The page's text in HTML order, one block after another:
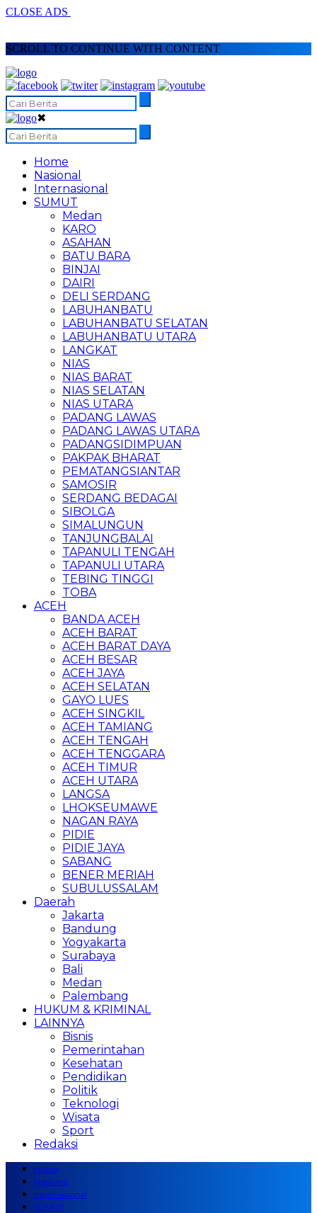
CLOSE ADS
SCROLL TO CONTINUE WITH CONTENT
✖
Home
Nasional
Internasional
SUMUT
Medan
KARO
ASAHAN
BATU BARA
BINJAI
DAIRI
DELI SERDANG
LABUHANBATU
LABUHANBATU SELATAN
LABUHANBATU UTARA
LANGKAT
NIAS
NIAS BARAT
NIAS SELATAN
NIAS UTARA
PADANG LAWAS
PADANG LAWAS UTARA
PADANGSIDIMPUAN
PAKPAK BHARAT
PEMATANGSIANTAR
SAMOSIR
SERDANG BEDAGAI
SIBOLGA
SIMALUNGUN
TANJUNGBALAI
TAPANULI TENGAH
TAPANULI UTARA
TEBING TINGGI
TOBA
ACEH
BANDA ACEH
ACEH BARAT
ACEH BARAT DAYA
ACEH BESAR
ACEH JAYA
ACEH SELATAN
GAYO LUES
ACEH SINGKIL
ACEH TAMIANG
ACEH TENGAH
ACEH TENGGARA
ACEH TIMUR
ACEH UTARA
LANGSA
LHOKSEUMAWE
NAGAN RAYA
PIDIE
PIDIE JAYA
SABANG
BENER MERIAH
SUBULUSSALAM
Daerah
Jakarta
Bandung
Yogyakarta
Surabaya
Bali
Medan
Palembang
HUKUM & KRIMINAL
LAINNYA
Bisnis
Pemerintahan
Kesehatan
Pendidikan
Politik
Teknologi
Wisata
Sport
Redaksi
Home
Nasional
Internasional
SUMUT